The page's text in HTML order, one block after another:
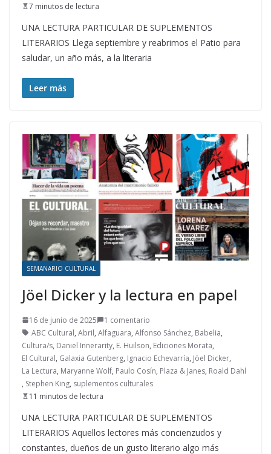
7 minutos de lectura
UNA LECTURA PARTICULAR DE SUPLEMENTOS
LITERARIOS Llega septiembre y reabrimos el Patio para
saludar, un año más, a la literaria
Leer más
SEMANARIO CULTURAL
Jöel Dicker y la lectura en papel
16 de junio de 2025
1 comentario
ABC Cultural, Abril, Alfaguara, Alfonso Sánchez, Babelia,
Cultura/s, Daniel Innerarity, E. Huilson, Ediciones Morata,
El Cultural, Galaxia Gutenberg, Ignacio Echevarría, Jöel Dicker,
La Lectura, Maryanne Wolf, Paulo Cosín, Plaza & Janes, Roald Dahl
, Stephen King, suplementos culturales
11 minutos de lectura
UNA LECTURA PARTICULAR DE SUPLEMENTOS
LITERARIOS Aquellos lectores más concienzudos y
constantes, dueños de un gusto literario algo más